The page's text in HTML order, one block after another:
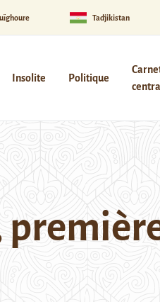
Tadjikistan
Insolite Politique